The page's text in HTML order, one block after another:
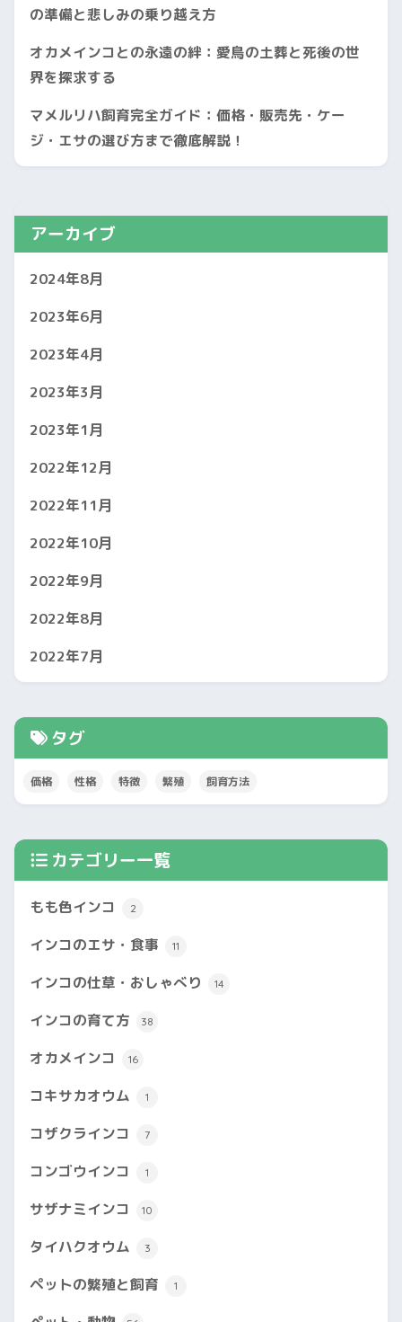
の準備と悲しみの乗り越え方
オカメインコとの永遠の絆：愛鳥の土葬と死後の世
界を探求する
マメルリハ飼育完全ガイド：価格・販売先・ケー
ジ・エサの選び方まで徹底解説！
アーカイブ
2024年8月
2023年6月
2023年4月
2023年3月
2023年1月
2022年12月
2022年11月
2022年10月
2022年9月
2022年8月
2022年7月
タグ
価格 性格 特徴 繁殖 飼育方法
カテゴリー一覧
もも色インコ 2
インコのエサ・食事 11
インコの仕草・おしゃべり 14
インコの育て方 38
オカメインコ 16
コキサカオウム 1
コザクラインコ 7
コンゴウインコ 1
サザナミインコ 10
タイハクオウム 3
ペットの繁殖と飼育 1